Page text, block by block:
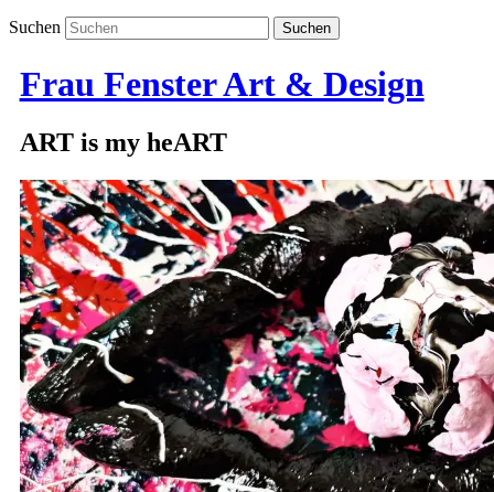
Suchen
Frau Fenster Art & Design
ART is my heART